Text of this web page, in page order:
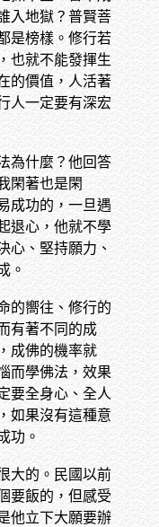
入地獄？普賢菩
是榜樣。修行若
也就不能發揮生
的價值，人活著
人一定要有深宏
為什麼？他回答
閑著也是閑
成功的，一旦遇
退心，他就不學
心、堅持願力、
。
的嚮往、修行的
有著不同的成
成佛的機率就
而學佛法，效果
要全身心、全人
如果沒有這種意
功。
大的。民國以前
要飯的，但感受
他立下大願要辦